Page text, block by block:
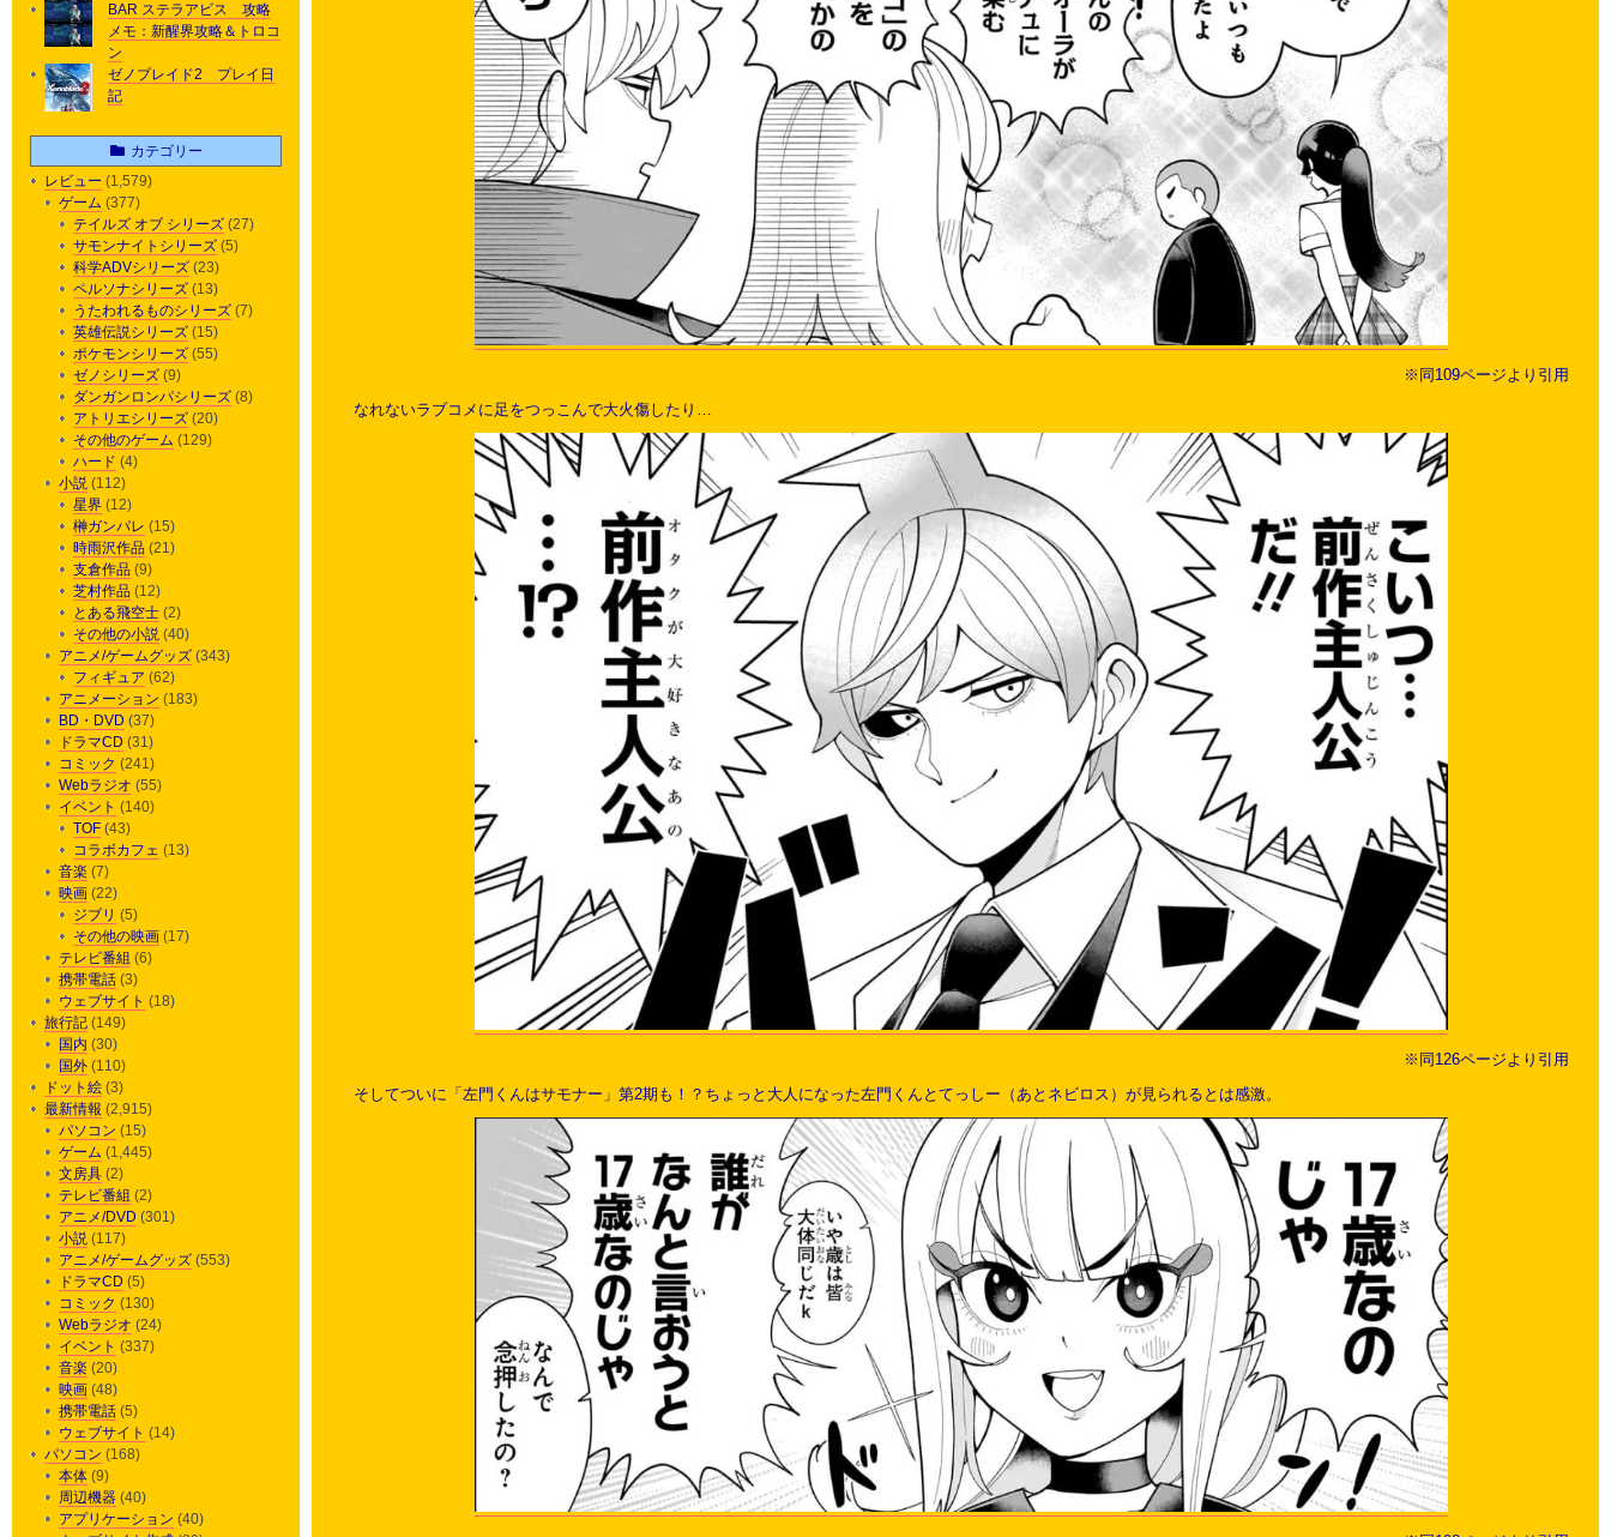
※同109ページより引用
なれないラブコメに足をつっこんで大火傷したり…
※同126ページより引用
そしてついに「左門くんはサモナー」第2期も！？ちょっと大人になった左門くんとてっしー（あとネビロス）が見られるとは感激。
BAR ステラアビス 攻略
メモ：新醒界攻略＆トロコ
ン
ゼノブレイド2 プレイ日
記
カテゴリー
レビュー (1,579)
ゲーム (377)
テイルズ オブ シリーズ (27)
サモンナイトシリーズ (5)
科学ADVシリーズ (23)
ペルソナシリーズ (13)
うたわれるものシリーズ (7)
英雄伝説シリーズ (15)
ポケモンシリーズ (55)
ゼノシリーズ (9)
ダンガンロンパシリーズ (8)
アトリエシリーズ (20)
その他のゲーム (129)
ハード (4)
小説 (112)
星界 (12)
榊ガンパレ (15)
時雨沢作品 (21)
支倉作品 (9)
芝村作品 (12)
とある飛空士 (2)
その他の小説 (40)
アニメ/ゲームグッズ (343)
フィギュア (62)
アニメーション (183)
BD・DVD (37)
ドラマCD (31)
コミック (241)
Webラジオ (55)
イベント (140)
TOF (43)
コラボカフェ (13)
音楽 (7)
映画 (22)
ジブリ (5)
その他の映画 (17)
テレビ番組 (6)
携帯電話 (3)
ウェブサイト (18)
旅行記 (149)
国内 (30)
国外 (110)
ドット絵 (3)
最新情報 (2,915)
パソコン (15)
ゲーム (1,445)
文房具 (2)
テレビ番組 (2)
アニメ/DVD (301)
小説 (117)
アニメ/ゲームグッズ (553)
ドラマCD (5)
コミック (130)
Webラジオ (24)
イベント (337)
音楽 (20)
映画 (48)
携帯電話 (5)
ウェブサイト (14)
パソコン (168)
本体 (9)
周辺機器 (40)
アプリケーション (40)